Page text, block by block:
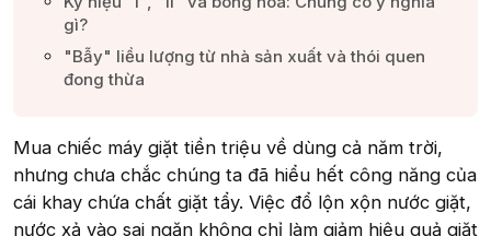
gì?​
"Bẫy" liều lượng từ nhà sản xuất và thói quen
đong thừa​
Mua chiếc máy giặt tiền triệu về dùng cả năm trời,
nhưng chưa chắc chúng ta đã hiểu hết công năng của
cái khay chứa chất giặt tẩy. Việc đổ lộn xộn nước giặt,
nước xả vào sai ngăn không chỉ làm giảm hiệu quả giặt